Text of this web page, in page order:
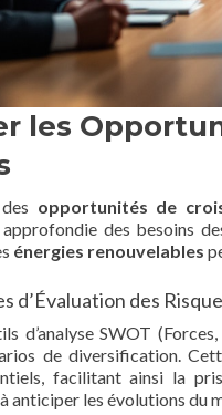
les
opportunités de
des besoins
énergies renouvelables
d’Évaluation des
d’analyse SWOT
de diversification.
facilitant ainsi la
anticiper les évolutions du